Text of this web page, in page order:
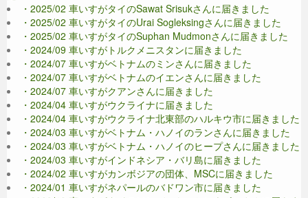
・2025/02 車いすがタイのSawat Srisukさんに届きました
・2025/02 車いすがタイのUrai Sogleksingさんに届きました
・2025/02 車いすがタイのSuphan Mudmonさんに届きました
・2024/09 車いすがトルクメニスタンに届きました
・2024/07 車いすがベトナムのミンさんに届きました
・2024/07 車いすがベトナムのイエンさんに届きました
・2024/07 車いすがクアンさんに届きました
・2024/04 車いすがウクライナに届きました
・2024/04 車いすがウクライナ北東部のハルキウ市に届きました
・2024/03 車いすがベトナム・ハノイのランさんに届きました
・2024/03 車いすがベトナム・ハノイのヒープさんに届きました
・2024/03 車いすがインドネシア・バリ島に届きました
・2024/02 車いすがカンボジアの団体、MSCに届きました
・2024/01 車いすがネパールのバドワン市に届きました